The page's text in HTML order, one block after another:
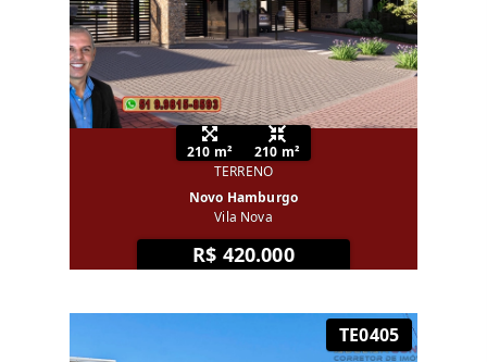
210 m²
210 m²
TERRENO
Novo Hamburgo
Vila Nova
R$ 420.000
TE0405